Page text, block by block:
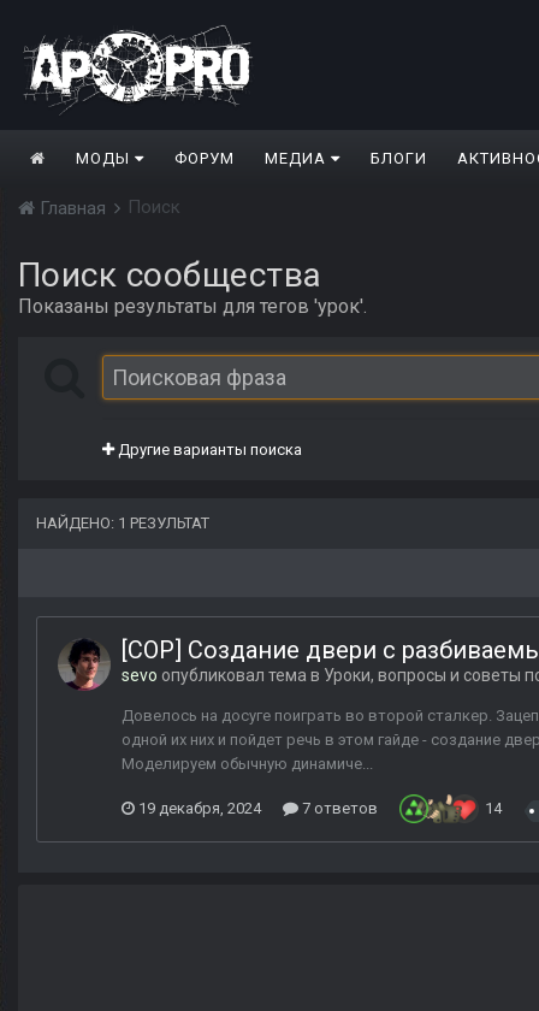
МОДЫ ФОРУМ МЕДИА БЛОГИ
Главная Поиск
Поиск сообщества
Показаны результаты для тегов 'урок'.
Другие варианты поиска
НАЙДЕНО: 1 РЕЗУЛЬТАТ
[COP] Создание двери с
sevo опубликовал тема в Уроки, вопросы и советы
Довелось на досуге поиграть во второй сталкер.
одной их них и пойдет речь в этом гайде - создание
Моделируем обычную динамиче...
19 декабря, 2024 7 ответов 14